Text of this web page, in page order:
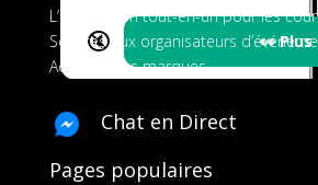
🔇 👀
L’application tout-en-un pour les
Services aux organisateurs
Ads pour les marques
Chat en Direct
Pages populaires